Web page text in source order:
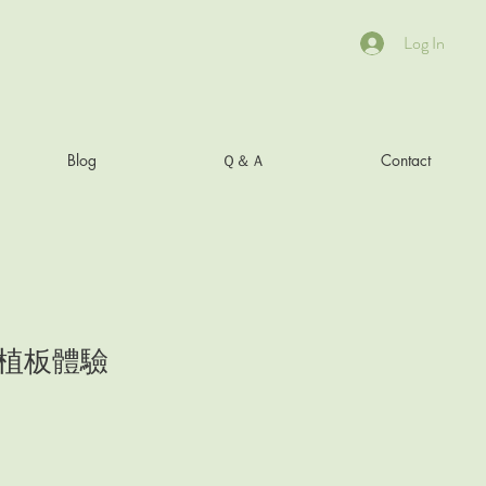
Log In
Blog Ｑ＆Ａ Contact
板體驗